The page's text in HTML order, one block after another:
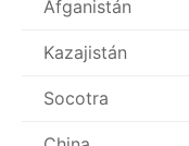
Afganistán
Kazajistán
Socotra